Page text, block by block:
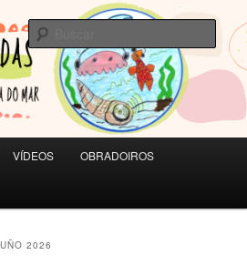
CERCA DO MAR | CEIP de Olveira
VÍDEOS OBRADOIROS
2026